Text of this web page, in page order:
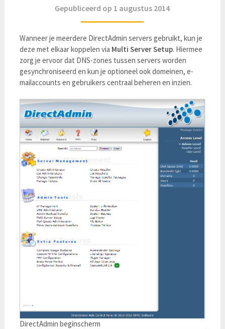
Gepubliceerd op 1 augustus 2014
Wanneer je meerdere DirectAdmin servers gebruikt, kun je
deze met elkaar koppelen via Multi Server Setup. Hiermee
zorg je ervoor dat DNS-zones tussen servers worden
gesynchroniseerd en kun je optioneel ook domeinen, e-
mailaccounts en gebruikers centraal beheren en inzien.
DirectAdmin beginscherm